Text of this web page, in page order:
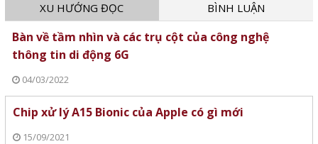
XU HƯỚNG ĐỌC BÌNH LUẬN
Bàn về tầm nhìn và các trụ cột của công nghệ
thông tin di động 6G
04/03/2022
Chip xử lý A15 Bionic của Apple có gì mới
15/09/2021